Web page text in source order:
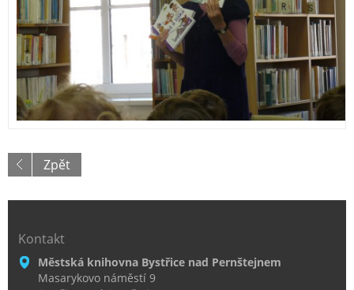
Zpět
Kontakt
Městská knihovna Bystřice nad Pernštejnem
Masarykovo náměstí 9